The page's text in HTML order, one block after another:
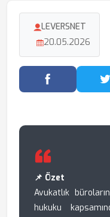
LEVERSNET
20.05.2026
📌 Özet
Avukatlık
hukuku